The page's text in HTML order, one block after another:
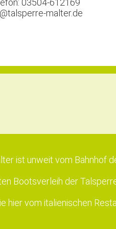
03504-612169
malter.de
ist unweit vom Bahnhof
Bootsverleih der
hier vom italienischen